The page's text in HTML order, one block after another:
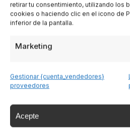
retirar tu consentimiento, utilizando los
cookies o haciendo clic en el icono de
inferior de la pantalla.
Marketing
Gestionar {cuenta_vendedores}
proveedores
Acepte
Trentino
Cerdeña
Tutte le Regioni →